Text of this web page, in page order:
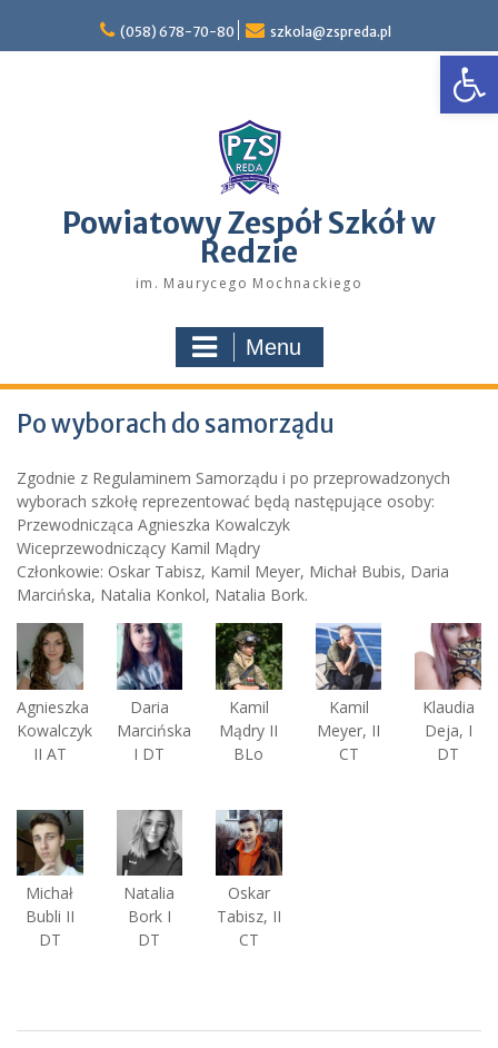
content
(058) 678-70-80 szkola@zspreda.pl
Powiatowy Zespół Szkół w
Redzie
im. Maurycego Mochnackiego
Menu
Po wyborach do samorządu
Zgodnie z Regulaminem Samorządu i po przeprowadzonych
wyborach szkołę reprezentować będą następujące osoby:
Przewodnicząca Agnieszka Kowalczyk
Wiceprzewodniczący Kamil Mądry
Członkowie: Oskar Tabisz, Kamil Meyer, Michał Bubis, Daria
Marcińska, Natalia Konkol, Natalia Bork.
Agnieszka
Kowalczyk
II AT
Daria
Marcińska
I DT
Kamil
Mądry II
BLo
Kamil
Meyer, II
CT
Klaudia
Deja, I
DT
Michał
Bubli II
DT
Natalia
Bork I
DT
Oskar
Tabisz, II
CT